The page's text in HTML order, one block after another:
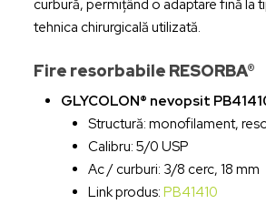
curbură, permițând o adaptare fină la
tehnica chirurgicală utilizată.
Fire resorbabile RESORBA®
GLYCOLON® nevopsit
Structură: monofilament,
Calibru: 5/0 USP
Ac / curburi: 3/8 cerc, 18 mm
Link produs: PB41410